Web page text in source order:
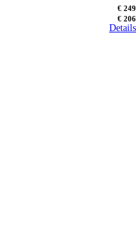
€ 249
€ 206
Details